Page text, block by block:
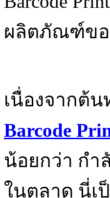
ผลิตภัณฑ์ขอ
เนื่องจากต้
Barcode
น้อยกว่า กำ
ในตลาด นี่เ